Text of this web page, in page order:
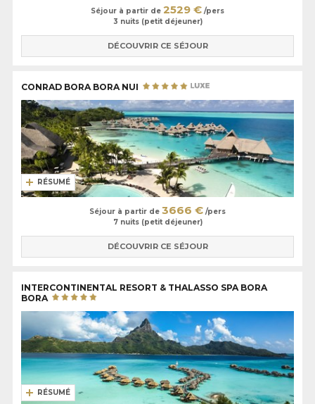
Séjour à partir de 2529 € /pers
3 nuits (petit déjeuner)
DÉCOUVRIR CE SÉJOUR
CONRAD BORA BORA NUI
RÉSUMÉ
Séjour à partir de 3666 € /pers
7 nuits (petit déjeuner)
DÉCOUVRIR CE SÉJOUR
INTERCONTINENTAL RESORT & THALASSO SPA BORA
BORA
RÉSUMÉ